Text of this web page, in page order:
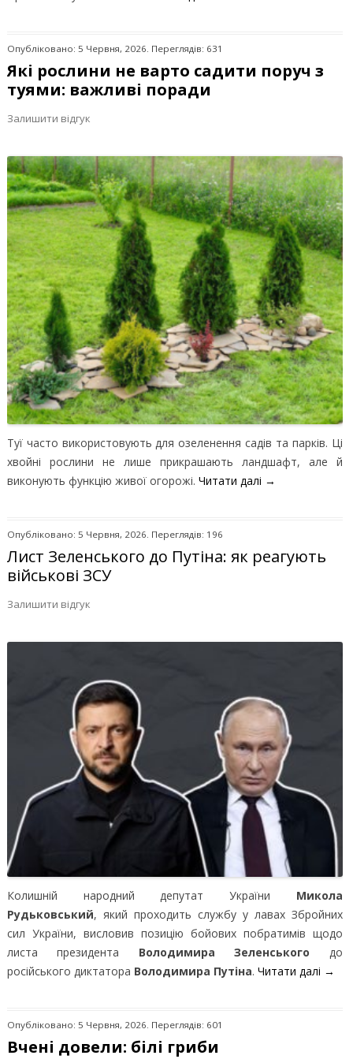
Опубліковано: 5 Червня, 2026. Переглядів: 631
Які рослини не варто садити поруч з
туями: важливі поради
Залишити відгук
Туї часто використовують для озеленення садів та парків. Ці
хвойні рослини не лише прикрашають ландшафт, але й
виконують функцію живої огорожі. Читати далі →
Опубліковано: 5 Червня, 2026. Переглядів: 196
Лист Зеленського до Путіна: як реагують
військові ЗСУ
Залишити відгук
Колишній народний депутат України Микола
Рудьковський, який проходить службу у лавах Збройних
сил України, висловив позицію бойових побратимів щодо
листа президента Володимира Зеленського до
російського диктатора Володимира Путіна. Читати далі →
Опубліковано: 5 Червня, 2026. Переглядів: 601
Вчені довели: білі гриби